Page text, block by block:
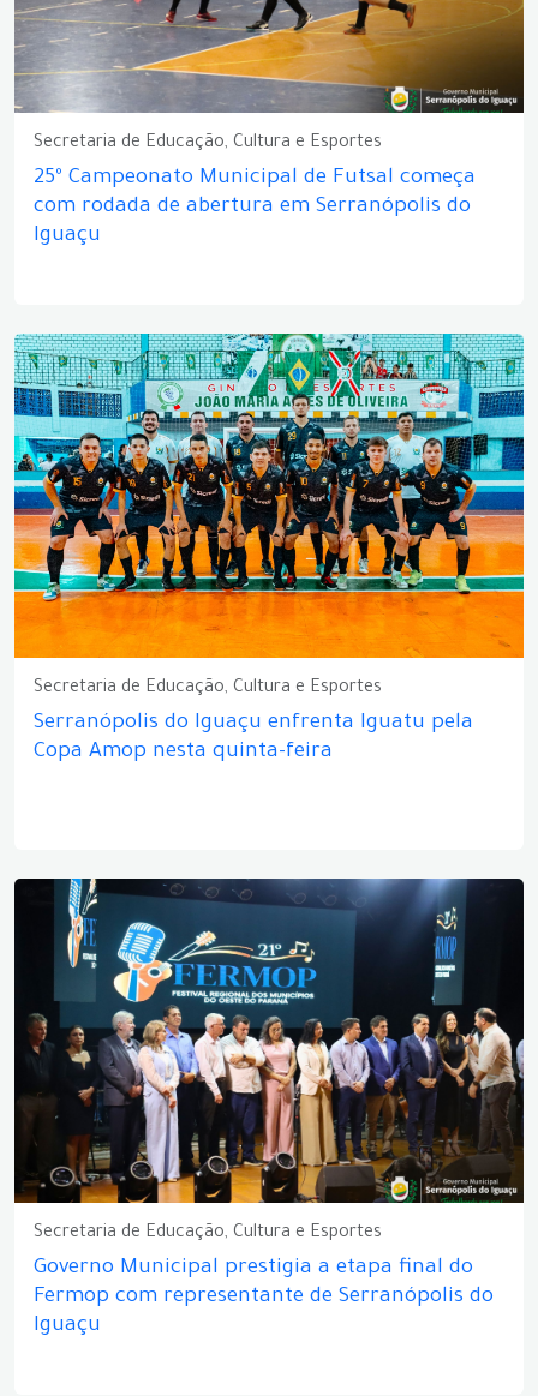
Secretaria de Educação, Cultura e Esportes
25º Campeonato Municipal de Futsal começa
com rodada de abertura em Serranópolis do
Iguaçu
Secretaria de Educação, Cultura e Esportes
Serranópolis do Iguaçu enfrenta Iguatu pela
Copa Amop nesta quinta-feira
Secretaria de Educação, Cultura e Esportes
Governo Municipal prestigia a etapa final do
Fermop com representante de Serranópolis do
Iguaçu